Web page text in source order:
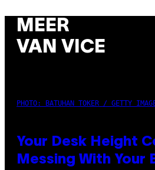
MEER
VAN VICE
PHOTO: BATUHAN TOKER / GETTY
Your Desk Height
Messing With Your